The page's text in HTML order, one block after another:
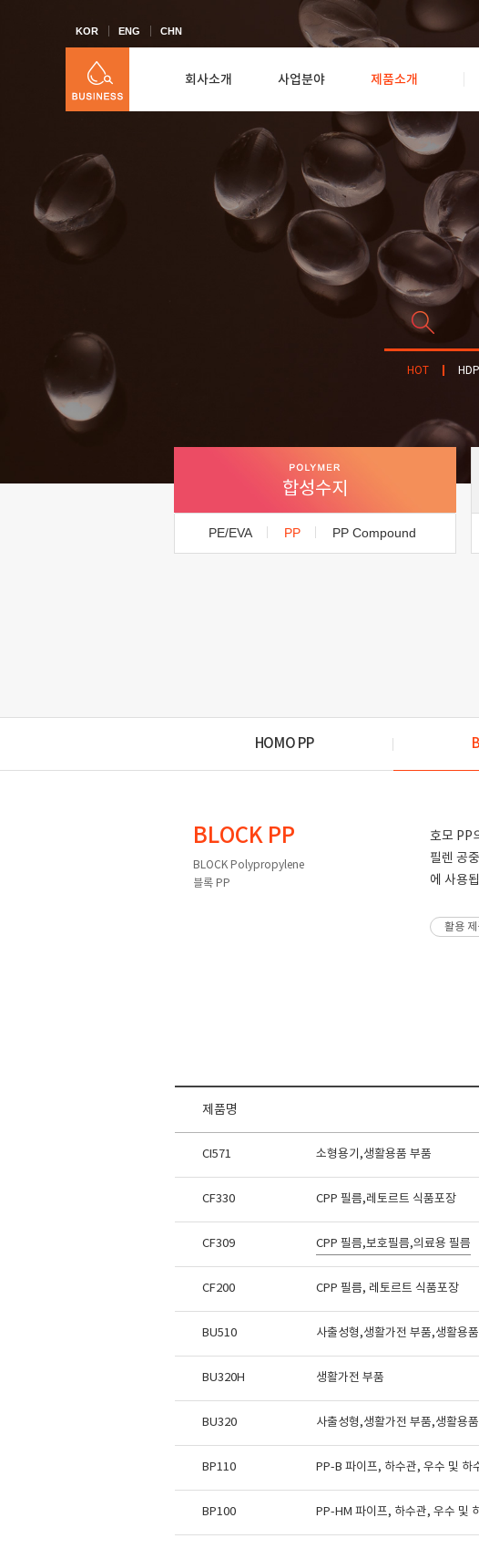
KOR ENG CHN
회사소개 사업분야 제품소개
HOT
합성수지
PE/EVA PP PP Compound
HOMO PP
BLOCK PP
BLOCK Polypropylene
블록 PP
호모 PP
필렌 공
에 사용
활용 제
제품명
CI571 소형용기,생활용품 부품
CF330 CPP 필름,레토르트 식품포장
CF309 CPP 필름,보호필름,의료용 필름
CF200 CPP 필름, 레토르트 식품포장
BU510 사출성형,생활가전 부품,생활용
BU320H 생활가전 부품
BU320 사출성형,생활가전 부품,생활용
BP110 PP-B 파이프, 하수관, 우수 및 하
BP100 PP-HM 파이프, 하수관, 우수 및